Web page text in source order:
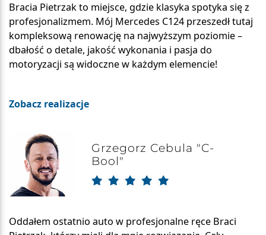
Bracia Pietrzak to miejsce, gdzie klasyka spotyka się z
profesjonalizmem. Mój Mercedes C124 przeszedł tutaj
kompleksową renowację na najwyższym poziomie –
dbałość o detale, jakość wykonania i pasja do
motoryzacji są widoczne w każdym elemencie!
Zobacz realizacje
Grzegorz Cebula "C-
Bool"
Oddałem ostatnio auto w profesjonalne ręce Braci